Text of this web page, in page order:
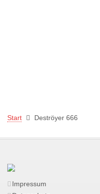
Start Deströyer 666
Impressum